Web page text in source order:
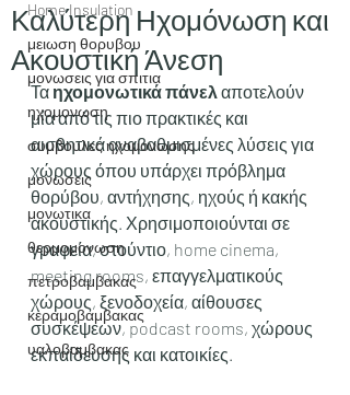
Home Insulation
μειωση θορυβου
μονωσεις για σπιτια
ηχομονωση
συμβουλες ηχομονωσης
μονωσεις
μονωτικα
θερμομονωση
πετροβαμβακας
κεραμοβαμβακας
υαλοβαμβακας
Καλύτερη Ηχομόνωση και
Ακουστική Άνεση
Τα ηχομονωτικά πάνελ αποτελούν
μία από τις πιο πρακτικές και
αισθητικά αναβαθμισμένες λύσεις για
χώρους όπου υπάρχει πρόβλημα
θορύβου, αντήχησης, ηχούς ή κακής
ακουστικής. Χρησιμοποιούνται σε
γραφεία, στούντιο, home cinema,
meeting rooms, επαγγελματικούς
χώρους, ξενοδοχεία, αίθουσες
συσκέψεων, podcast rooms, χώρους
εκπαίδευσης και κατοικίες.